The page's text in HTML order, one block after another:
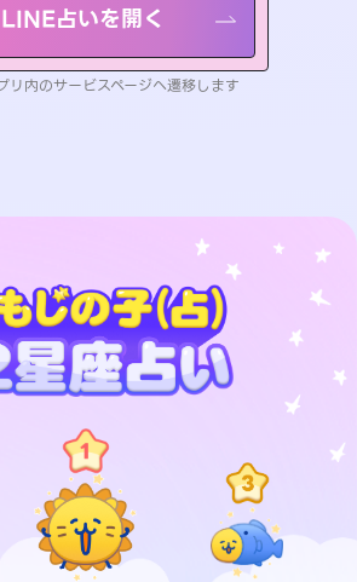
LINE占いを開く
内のサービスページへ遷移します